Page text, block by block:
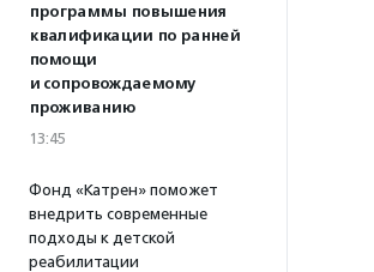
программы повышения
квалификации по ранней
помощи
и сопровождаемому
проживанию
13:45
Фонд «Катрен» поможет
внедрить современные
подходы к детской
реабилитации